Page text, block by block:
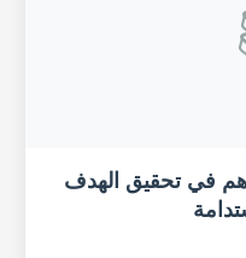
ودورهم في تحقيق الهدف